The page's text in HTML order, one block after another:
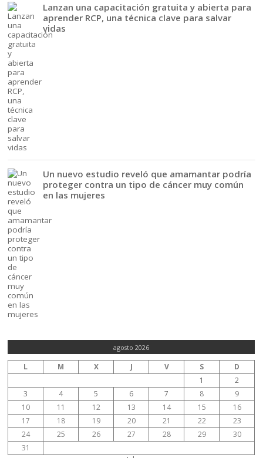
Lanzan una capacitación gratuita y abierta para
aprender RCP, una técnica clave para salvar
vidas
Un nuevo estudio reveló que amamantar podría
proteger contra un tipo de cáncer muy común
en las mujeres
agosto 2026
L M X J V S
D
1
2
3
4 5 6 7 8
9
10
11 12 13 14 15
16
17
18 19 20 21 22
23
24
25 26 27 28 29
30
31